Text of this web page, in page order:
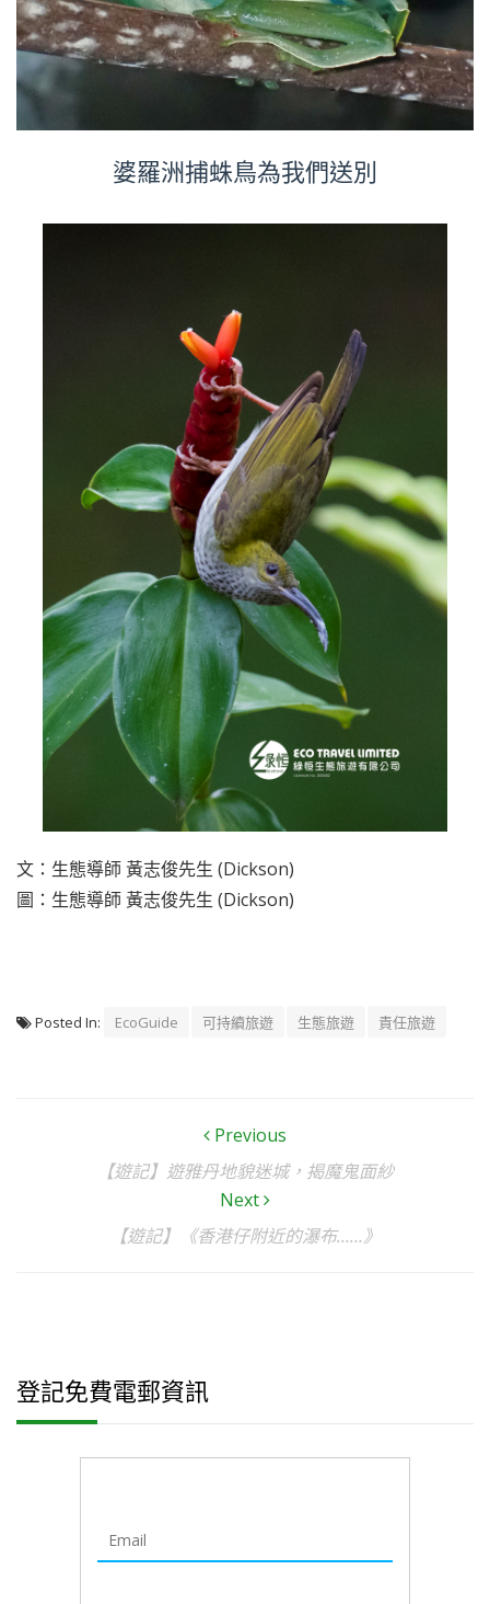
婆羅洲捕蛛鳥為我們送別
文：生態導師 黃志俊先生 (Dickson)
圖：生態導師 黃志俊先生 (Dickson)
Posted In: EcoGuide 可持續旅遊 生態旅遊 責任旅遊
Previous
【遊記】遊雅丹地貌迷城，揭魔鬼面紗
Next
【遊記】《香港仔附近的瀑布……》
登記免費電郵資訊